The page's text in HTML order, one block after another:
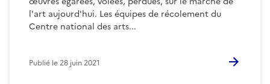
l'art aujourd'hui. Les équipes de récolement du
Centre national des arts...
Publié le28 juin 2021